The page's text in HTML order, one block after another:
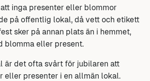
inga presenter eller blommor
på offentlig lokal, då vett och etikett
sker på annan plats än i hemmet,
blomma eller present.
är det ofta svårt för jubilaren att
eller presenter i en allmän lokal.